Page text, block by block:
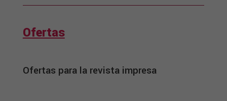
Ofertas
Ofertas para la revista impresa